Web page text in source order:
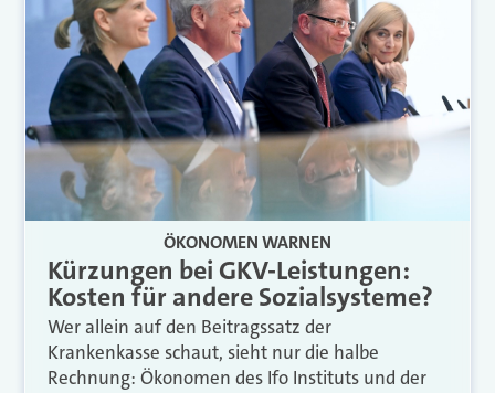
ÖKONOMEN WARNEN
Kürzungen bei GKV-Leistungen:
Kosten für andere Sozialsysteme?
Wer allein auf den Beitragssatz der
Krankenkasse schaut, sieht nur die halbe
Rechnung: Ökonomen des Ifo Instituts und der